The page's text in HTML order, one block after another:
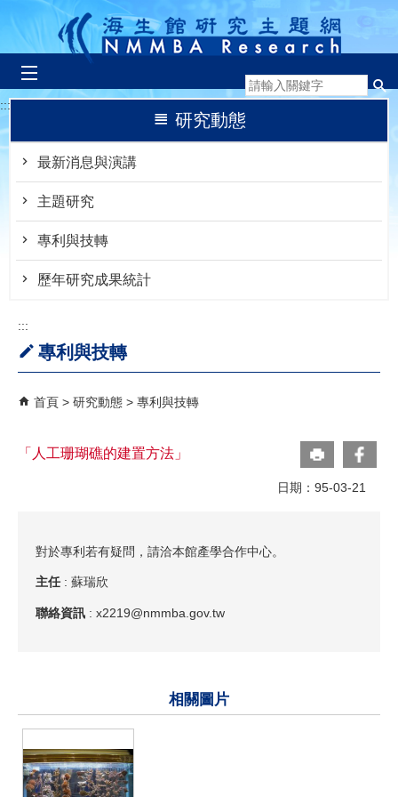
跳到主要內容區塊
:::
研究動態
最新消息與演講
主題研究
專利與技轉
歷年研究成果統計
:::
專利與技轉
首頁 研究動態 專利與技轉
「人工珊瑚礁的建置方法」
日期：95-03-21
對於專利若有疑問，請洽本館產學合作中心。
主任: 蘇瑞欣
聯絡資訊 : x2219@nmmba.gov.tw
相關圖片